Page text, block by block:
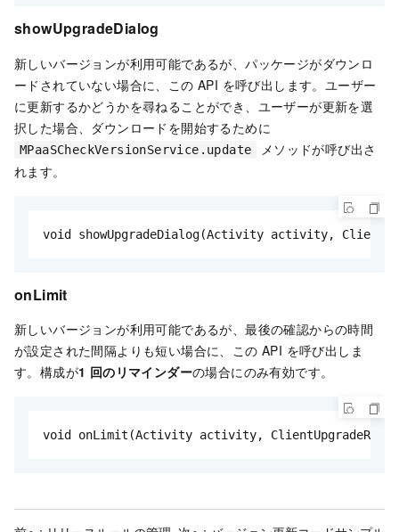
showUpgradeDialog
新しいバージョンが利用可能であるが、パッケージがダウンロ
ードされていない場合に、この API を呼び出します。ユーザー
に更新するかどうかを尋ねることができ、ユーザーが更新を選
択した場合、ダウンロードを開始するために
MPaaSCheckVersionService.update
メソッドが呼び出さ
れます。
void showUpgradeDialog(Activity activity,
onLimit
新しいバージョンが利用可能であるが、最後の確認からの時間
が設定された間隔よりも短い場合に、この API を呼び出しま
す。構成が1 回のリマインダーの場合にのみ有効です。
void onLimit(Activity activity, ClientUpgradeRes